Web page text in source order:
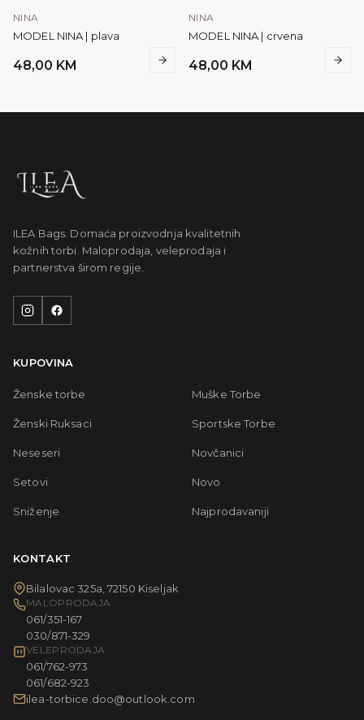
NINA
MODEL NINA | plava
48,00 KM
NINA
MODEL NINA | crvena
48,00 KM
ILEA Bags. Domaća proizvodnja kvalitetnih
kožnih torbi. Maloprodaja, veleprodaja i
partnerstva širom regije.
KUPOVINA
Ženske torbe Muške Torbe
Ženski Ruksaci Sportske Torbe
Neseseri Novčanici
Setovi Novo
Sniženje Najprodavaniji
KONTAKT
Bilalovac 325a, 72150 Kiseljak
MALOPRODAJA
061/351-167
030/871-329
VELEPRODAJA
061/762-973
061/682-923
ilea-torbice.doo@outlook.com